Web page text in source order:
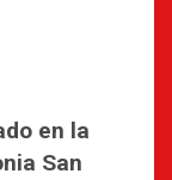
en la
San